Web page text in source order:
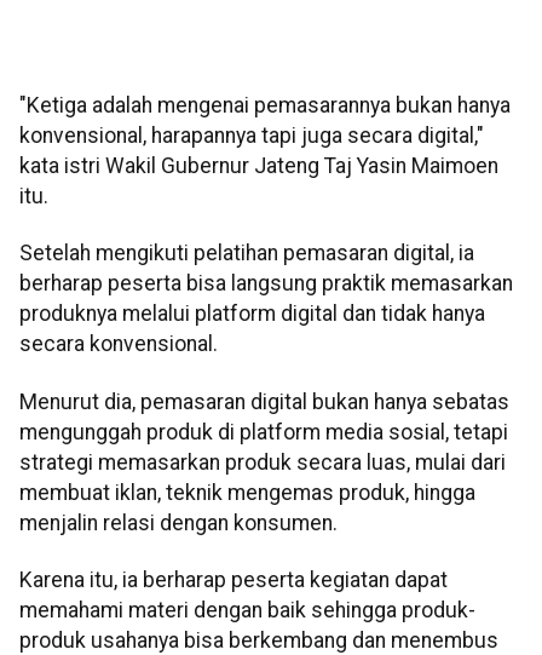
"Ketiga adalah mengenai pemasarannya bukan hanya
konvensional, harapannya tapi juga secara digital,"
kata istri Wakil Gubernur Jateng Taj Yasin Maimoen
itu.
Setelah mengikuti pelatihan pemasaran digital, ia
berharap peserta bisa langsung praktik memasarkan
produknya melalui platform digital dan tidak hanya
secara konvensional.
Menurut dia, pemasaran digital bukan hanya sebatas
mengunggah produk di platform media sosial, tetapi
strategi memasarkan produk secara luas, mulai dari
membuat iklan, teknik mengemas produk, hingga
menjalin relasi dengan konsumen.
Karena itu, ia berharap peserta kegiatan dapat
memahami materi dengan baik sehingga produk-
produk usahanya bisa berkembang dan menembus